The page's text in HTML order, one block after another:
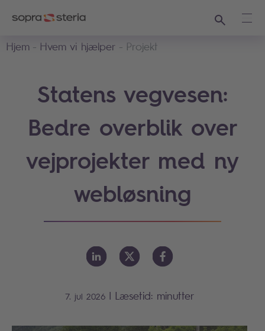
Søg
Hjem
Hvem vi hjælper Projekt
Statens vegvesen:
Bedre overblik over
vejprojekter med ny
webløsning
7. jul 2026 | Læsetid: minutter